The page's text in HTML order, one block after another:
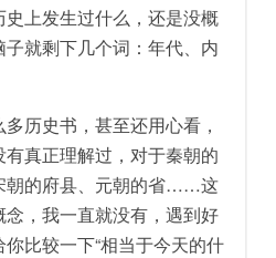
上发生过什么，还是没概
就剩下几个词：年代、内
历史书，甚至还用心看，
真正理解过，对于秦朝的
朝的府县、元朝的省……这
，我一直就没有，遇到好
比较一下“相当于今天的什